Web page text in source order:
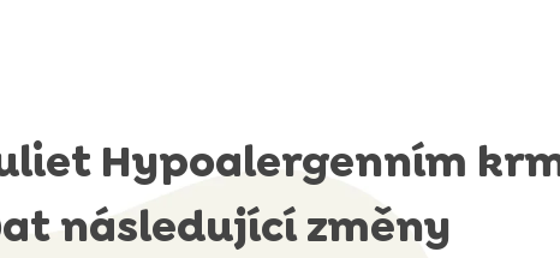
Hypoalergenním
následující změny